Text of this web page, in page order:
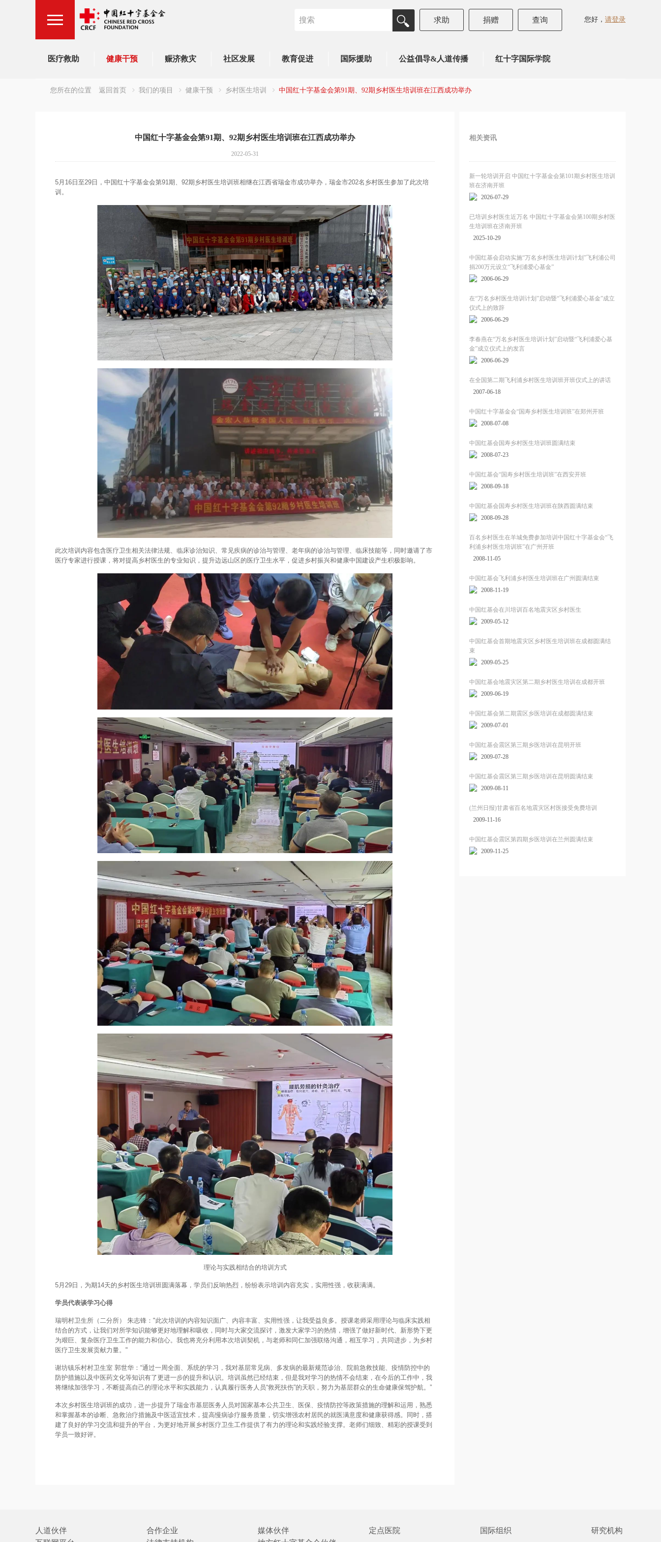
您好， 请登录
查询
捐赠
求助
医疗救助 健康干预 赈济救灾 社区发展 教育促进 国际援助 公益倡导&人道传播 红十字国际学院
您所在的位置 返回首页 我们的项目 健康干预 乡村医生培训 中国红十字基金会第91期、92期乡村医生培训班在江西成功举办
中国红十字基金会第91期、92期乡村医生培训班在江西成功举办
2022-05-31
5月16日至29日，中国红十字基金会第91期、92期乡村医生培训班相继在江西省瑞金市成功举办，瑞金市202名乡村医生参加了此次培
训。
此次培训内容包含医疗卫生相关法律法规、临床诊治知识、常见疾病的诊治与管理、老年病的诊治与管理、临床技能等，同时邀请了市
医疗专家进行授课，将对提高乡村医生的专业知识，提升边远山区的医疗卫生水平，促进乡村振兴和健康中国建设产生积极影响。
理论与实践相结合的培训方式
5月29日，为期14天的乡村医生培训班圆满落幕，学员们反响热烈，纷纷表示培训内容充实，实用性强，收获满满。
学员代表谈学习心得
瑞明村卫生所（二分所） 朱志锋："此次培训的内容知识面广、内容丰富、实用性强，让我受益良多。授课老师采用理论与临床实践相
结合的方式，让我们对所学知识能够更好地理解和吸收，同时与大家交流探讨，激发大家学习的热情，增强了做好新时代、新形势下更
为艰巨、复杂医疗卫生工作的能力和信心。我也将充分利用本次培训契机，与老师和同仁加强联络沟通，相互学习，共同进步，为乡村
医疗卫生发展贡献力量。"
谢坊镇乐村村卫生室 郭世华：“通过一周全面、系统的学习，我对基层常见病、多发病的最新规范诊治、院前急救技能、疫情防控中的
防护措施以及中医药文化等知识有了更进一步的提升和认识。培训虽然已经结束，但是我对学习的热情不会结束，在今后的工作中，我
将继续加强学习，不断提高自己的理论水平和实践能力，认真履行医务人员“救死扶伤”的天职，努力为基层群众的生命健康保驾护航。”
本次乡村医生培训班的成功，进一步提升了瑞金市基层医务人员对国家基本公共卫生、医保、疫情防控等政策措施的理解和运用，熟悉
和掌握基本的诊断、急救治疗措施及中医适宜技术，提高慢病诊疗服务质量，切实增强农村居民的就医满意度和健康获得感。同时，搭
建了良好的学习交流和提升的平台，为更好地开展乡村医疗卫生工作提供了有力的理论和实践经验支撑。老师们细致、精彩的授课受到
学员一致好评。
相关资讯
新一轮培训开启 中国红十字基金会第101期乡村医生培训
班在济南开班
2026-07-29
已培训乡村医生近万名 中国红十字基金会第100期乡村医
生培训班在济南开班
2025-10-29
中国红基会启动实施“万名乡村医生培训计划”飞利浦公司
捐200万元设立“飞利浦爱心基金”
2006-06-29
在“万名乡村医生培训计划”启动暨“飞利浦爱心基金”成立
仪式上的致辞
2006-06-29
李春燕在“万名乡村医生培训计划”启动暨“飞利浦爱心基
金”成立仪式上的发言
2006-06-29
在全国第二期飞利浦乡村医生培训班开班仪式上的讲话
2007-06-18
中国红十字基金会“国寿乡村医生培训班”在郑州开班
2008-07-08
中国红基会国寿乡村医生培训班圆满结束
2008-07-23
中国红基会“国寿乡村医生培训班”在西安开班
2008-09-18
中国红基会国寿乡村医生培训班在陕西圆满结束
2008-09-28
百名乡村医生在羊城免费参加培训中国红十字基金会“飞
利浦乡村医生培训班”在广州开班
2008-11-05
中国红基会飞利浦乡村医生培训班在广州圆满结束
2008-11-19
中国红基会在川培训百名地震灾区乡村医生
2009-05-12
中国红基会首期地震灾区乡村医生培训班在成都圆满结
束
2009-05-25
中国红基会地震灾区第二期乡村医生培训在成都开班
2009-06-19
中国红基会第二期震区乡医培训在成都圆满结束
2009-07-01
中国红基会震区第三期乡医培训在昆明开班
2009-07-28
中国红基会震区第三期乡医培训在昆明圆满结束
2009-08-11
(兰州日报)甘肃省百名地震灾区村医接受免费培训
2009-11-16
中国红基会震区第四期乡医培训在兰州圆满结束
2009-11-25
人道伙伴 合作企业 媒体伙伴 定点医院 国际组织
研究机构